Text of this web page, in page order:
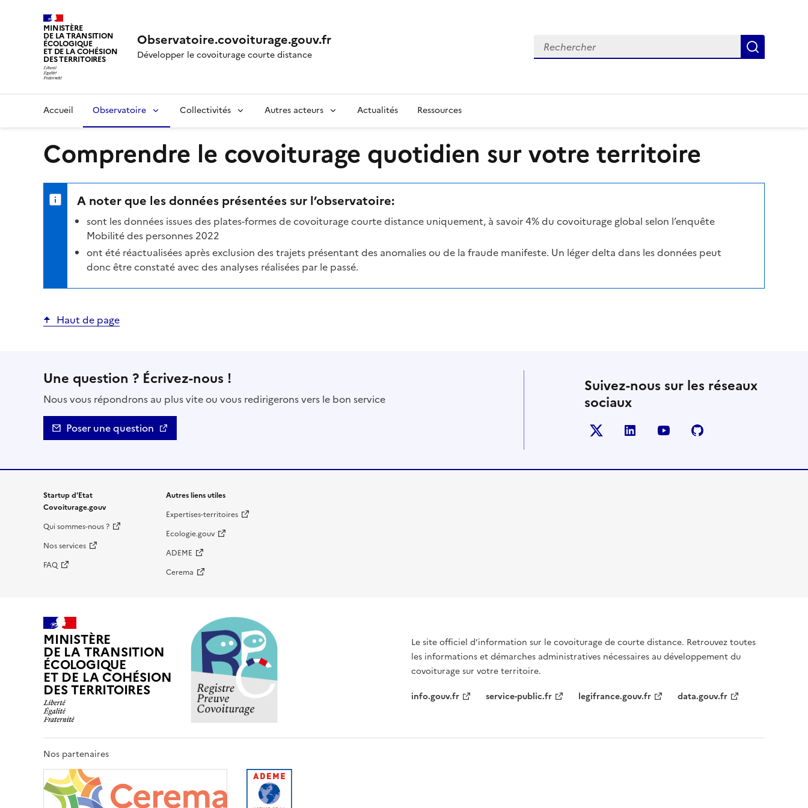
MINISTÈRE
DE LA TRANSITION
ÉCOLOGIQUE
ET DE LA COHÉSION
DES TERRITOIRES
Observatoire.covoiturage.gouv.fr
Développer le covoiturage courte distance
Rechercher
Accueil Observatoire Collectivités Autres acteurs Actualités Ressources
Comprendre le covoiturage quotidien sur votre territoire
A noter que les données présentées sur l’observatoire:
sont les données issues des plates-formes de covoiturage courte distance uniquement, à savoir 4% du covoiturage global selon l’enquête
Mobilité des personnes 2022
ont été réactualisées après exclusion des trajets présentant des anomalies ou de la fraude manifeste. Un léger delta dans les données peut
donc être constaté avec des analyses réalisées par le passé.
Haut de page
Une question ? Écrivez-nous !
Nous vous répondrons au plus vite ou vous redirigerons vers le bon service
Poser une question
Suivez-nous sur les réseaux
sociaux
Twitter
- nouvelle fenêtre
LinkedIn
- nouvelle fenêtre
YouTube
- nouvelle fenêtre
- nouvelle fenêtre
Startup d'Etat
Covoiturage.gouv
Qui sommes-nous ?
Nos services
FAQ
Autres liens utiles
Expertises-territoires
Ecologie.gouv
ADEME
Cerema
MINISTÈRE
DE LA TRANSITION
ÉCOLOGIQUE
ET DE LA COHÉSION
DES TERRITOIRES
Le site officiel d’information sur le covoiturage de courte distance. Retrouvez toutes
les informations et démarches administratives nécessaires au développement du
covoiturage sur votre territoire.
info.gouv.fr
service-public.fr legifrance.gouv.fr data.gouv.fr
Nos partenaires